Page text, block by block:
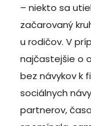
– niekto sa
začarovaný
u rodičov. V
najčastejšie o
bez návykov k
sociálnych
partnerov,